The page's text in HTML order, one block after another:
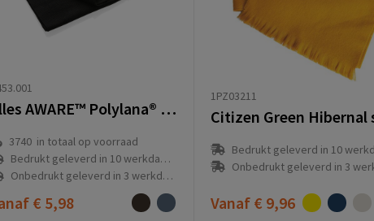
Elles AWARE™ Polylana® sjaal 180x30cm
3740in totaal op voorraad
Bedrukt geleverd in 10 werkdag(en)
Onbedrukt geleverd in 3 werkdag(en)
€ 5,98
1PZ03211
Bedrukt geleverd in 10
Onbedrukt geleverd in 3
Vanaf € 9,96